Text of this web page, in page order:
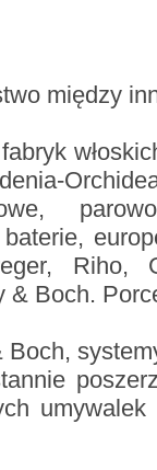
między
Riho,
Boch.